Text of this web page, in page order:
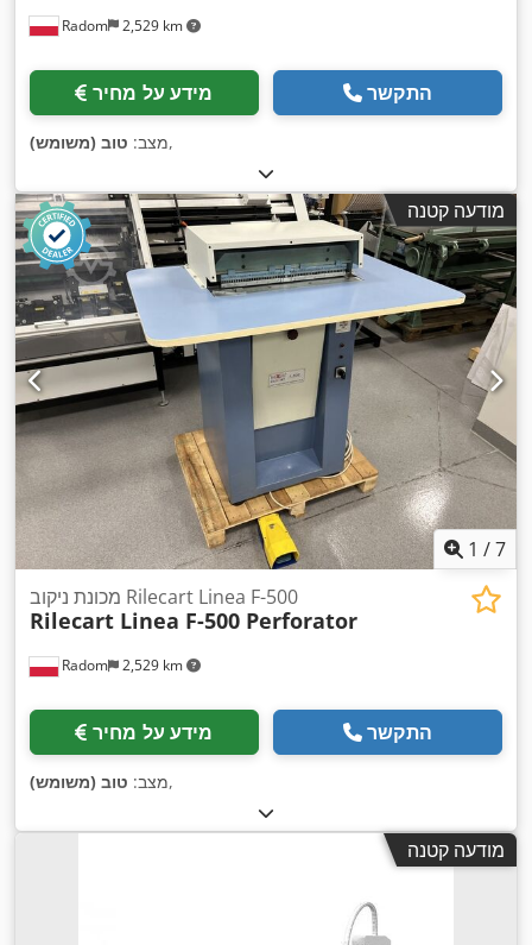
Radom 2,529 km
מידע על מחיר התקשר
מצב: טוב (משומש) ,
מודעה קטנה
1 /7
Radom 2,529 km
מכונת ניקוב Rilecart Linea F-500
Rilecart Linea F-500 Perforator
מידע על מחיר התקשר
מצב: טוב (משומש) ,
מודעה קטנה